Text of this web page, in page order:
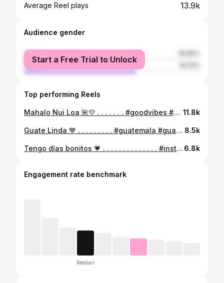
Average Reel plays 13.9k
Audience gender
female
male
Start a Free Trial to Unlock
Top performing Reels
Mahalo Nui Loa 🌺💛 . . . . . . . #goodvibes #goodthings #irtra #goodmoments #travelphotography #guatemala #guatelinda #sol #tan #sun #sunset #memories 11.8k
Guate Linda 💙 . . . . . . . . . #guatemala #guatelinda #guateimpresionante #guatemalan #guatephoto #goodvibes #ınstagood #goodtimes #onlygoodvibes #photography #picture #picoftheday 8.5k
Tengo días bonitos 💗 . . . . . . . . . . . . . . #instagood #gooddays #instagood #onlygoodvibes #bebettereveryday #photo #photography #goodmoments #guatemala🇬🇹 #goodvibesonly #nature #enjoylife❤️ #enjoymoment 6.8k
Engagement rate benchmark
Median